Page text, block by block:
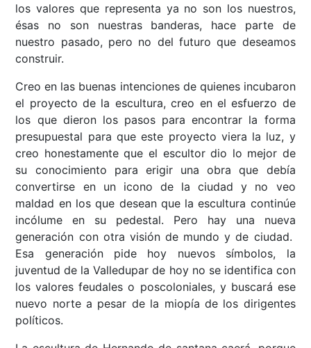
los valores que representa ya no son los nuestros,
ésas no son nuestras banderas, hace parte de
nuestro pasado, pero no del futuro que deseamos
construir.
Creo en las buenas intenciones de quienes incubaron
el proyecto de la escultura, creo en el esfuerzo de
los que dieron los pasos para encontrar la forma
presupuestal para que este proyecto viera la luz, y
creo honestamente que el escultor dio lo mejor de
su conocimiento para erigir una obra que debía
convertirse en un icono de la ciudad y no veo
maldad en los que desean que la escultura continúe
incólume en su pedestal. Pero hay una nueva
generación con otra visión de mundo y de ciudad.
Esa generación pide hoy nuevos símbolos, la
juventud de la Valledupar de hoy no se identifica con
los valores feudales o poscoloniales, y buscará ese
nuevo norte a pesar de la miopía de los dirigentes
políticos.